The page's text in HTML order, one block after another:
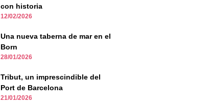
con historia
12/02/2026
Una nueva taberna de mar en el
Born
28/01/2026
Tribut, un imprescindible del
Port de Barcelona
21/01/2026